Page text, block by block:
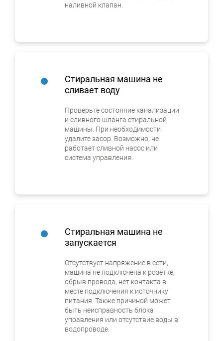
наливной клапан.
Стиральная машина не
сливает воду
Проверьте состояние канализации
и сливного шланга стиральной
машины. При необходимости
удалите засор. Возможно, не
работает сливной насос или
система управления.
Стиральная машина не
запускается
Отсутствует напряжение в сети,
машина не подключена к розетке,
обрыв провода, нет контакта в
месте подключения к источнику
питания. Также причиной может
быть неисправность блока
управления или отсутствие воды в
водопроводе.